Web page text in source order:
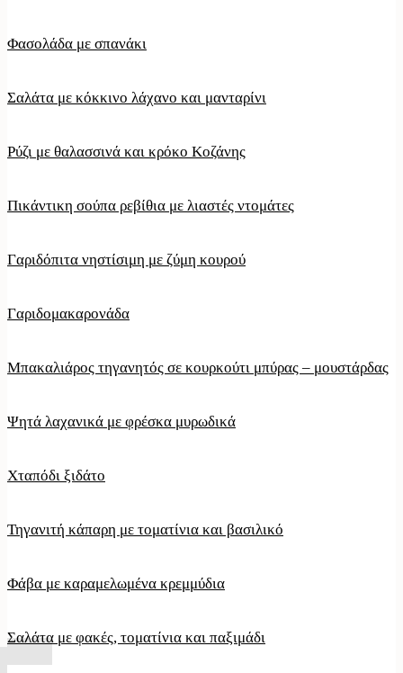
Φασολάδα με σπανάκι
Σαλάτα με κόκκινο λάχανο και μανταρίνι
Ρύζι με θαλασσινά και κρόκο Κοζάνης
Πικάντικη σούπα ρεβίθια με λιαστές ντομάτες
Γαριδόπιτα νηστίσιμη με ζύμη κουρού
Γαριδομακαρονάδα
Μπακαλιάρος τηγανητός σε κουρκούτι μπύρας – μουστάρδας
Ψητά λαχανικά με φρέσκα μυρωδικά
Χταπόδι ξιδάτο
Τηγανιτή κάπαρη με τοματίνια και βασιλικό
Φάβα με καραμελωμένα κρεμμύδια
Σαλάτα με φακές, τοματίνια και παξιμάδι